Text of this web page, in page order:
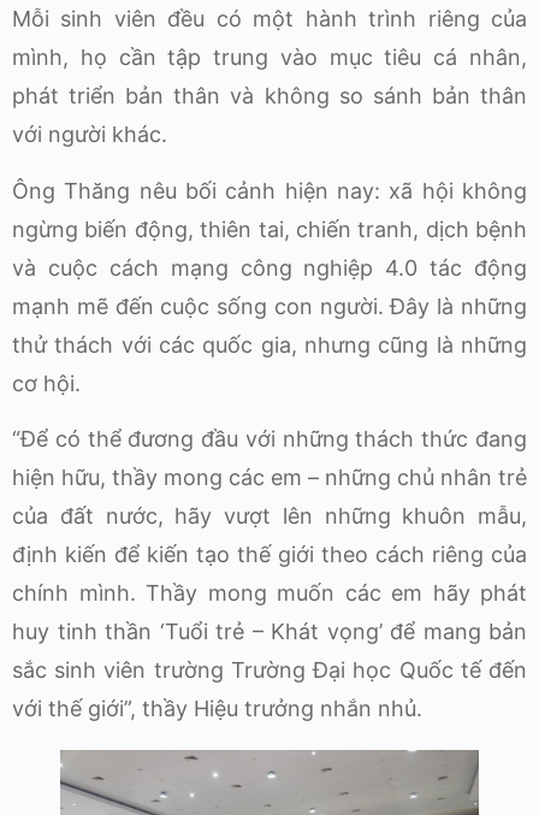
Mỗi sinh viên đều có một hành trình riêng của
mình, họ cần tập trung vào mục tiêu cá nhân,
phát triển bản thân và không so sánh bản thân
với người khác.
Ông Thăng nêu bối cảnh hiện nay: xã hội không
ngừng biến động, thiên tai, chiến tranh, dịch bệnh
và cuộc cách mạng công nghiệp 4.0 tác động
mạnh mẽ đến cuộc sống con người. Đây là những
thử thách với các quốc gia, nhưng cũng là những
cơ hội.
“Để có thể đương đầu với những thách thức đang
hiện hữu, thầy mong các em – những chủ nhân trẻ
của đất nước, hãy vượt lên những khuôn mẫu,
định kiến để kiến tạo thế giới theo cách riêng của
chính mình. Thầy mong muốn các em hãy phát
huy tinh thần ‘Tuổi trẻ – Khát vọng’ để mang bản
sắc sinh viên trường Trường Đại học Quốc tế đến
với thế giới”, thầy Hiệu trưởng nhắn nhủ.